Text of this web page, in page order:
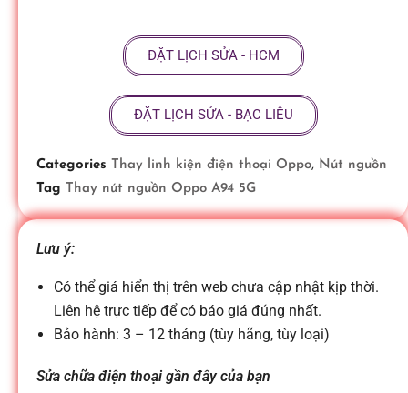
đ
i
ệ
n
ĐẶT LỊCH SỬA - HCM
ĐẶT LỊCH SỬA - BẠC LIÊU
Categories Thay linh kiện điện thoại Oppo, Nút nguồn
Tag Thay nút nguồn Oppo A94 5G
Lưu ý:
Có thể giá hiển thị trên web chưa cập nhật kịp thời.
Liên hệ trực tiếp để có báo giá đúng nhất.
Bảo hành: 3 – 12 tháng (tùy hãng, tùy loại)
Sửa chữa điện thoại gần đây của bạn